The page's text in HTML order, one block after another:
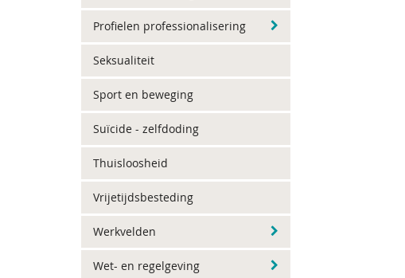
Profielen professionalisering
Seksualiteit
Sport en beweging
Suïcide - zelfdoding
Thuisloosheid
Vrijetijdsbesteding
Werkvelden
Wet- en regelgeving